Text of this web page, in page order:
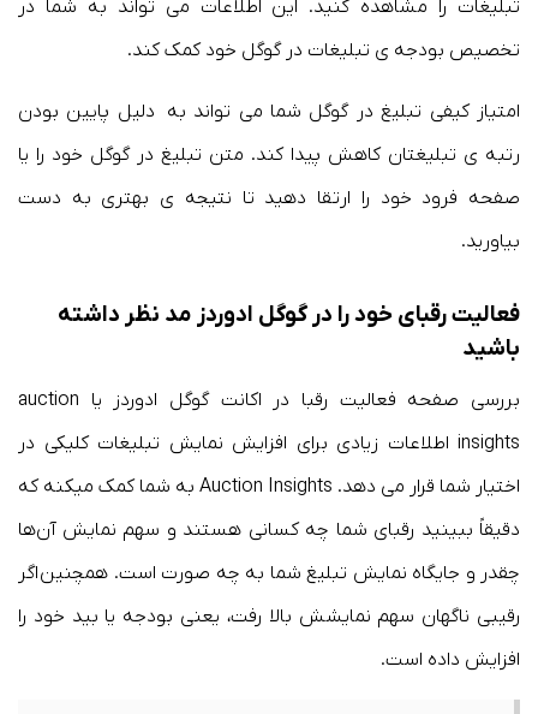
تبلیغات را مشاهده کنید. این اطلاعات می تواند به شما در
تخصیص بودجه ی تبلیغات در گوگل خود کمک کند.
امتیاز کیفی تبلیغ در گوگل شما می تواند به دلیل پایین بودن
رتبه ی تبلیغتان کاهش پیدا کند. متن تبلیغ در گوگل خود را یا
صفحه فرود خود را ارتقا دهید تا نتیجه ی بهتری به دست
بیاورید.
فعالیت رقبای خود را در گوگل ادوردز مد نظر داشته
باشید
بررسی صفحه فعالیت رقبا در اکانت گوگل ادوردز یا auction
insights اطلاعات زیادی برای افزایش نمایش تبلیغات کلیکی در
اختیار شما قرار می دهد. Auction Insights به شما کمک میکنه که
دقیقاً ببینید رقبای شما چه کسانی هستند و سهم نمایش آن‌ها
چقدر و جایگاه نمایش تبلیغ شما به چه صورت است. همچنین اگر
رقیبی ناگهان سهم نمایشش بالا رفت، یعنی بودجه یا بید خود را
افزایش داده است.